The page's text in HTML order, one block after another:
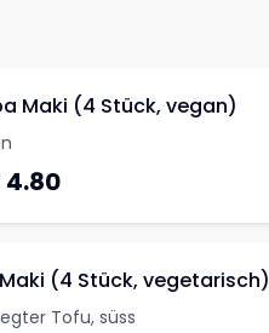
Maki (4 Stück, vegan)
4.80
(4 Stück, vegetarisch)
Tofu, süss